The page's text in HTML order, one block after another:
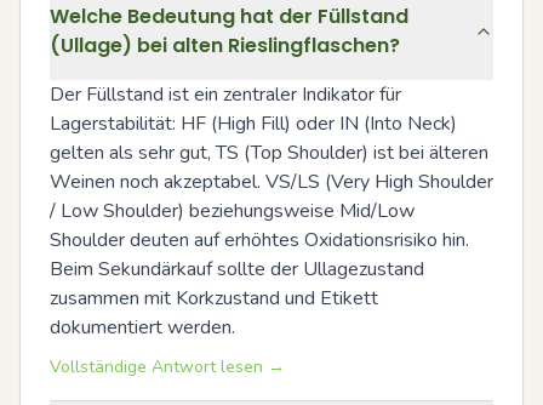
Welche Bedeutung hat der Füllstand
(Ullage) bei alten Rieslingflaschen?
Der Füllstand ist ein zentraler Indikator für
Lagerstabilität: HF (High Fill) oder IN (Into Neck)
gelten als sehr gut, TS (Top Shoulder) ist bei älteren
Weinen noch akzeptabel. VS/LS (Very High Shoulder
/ Low Shoulder) beziehungsweise Mid/Low
Shoulder deuten auf erhöhtes Oxidationsrisiko hin.
Beim Sekundärkauf sollte der Ullagezustand
zusammen mit Korkzustand und Etikett
dokumentiert werden.
Vollständige Antwort lesen →